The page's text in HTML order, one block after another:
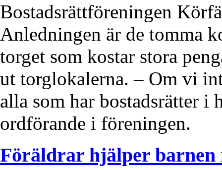
Bostadsrättföreningen
Anledningen är de tomma
torget som kostar stora
ut torglokalerna. – Om vi
alla som har bostadsrätter i
ordförande i föreningen.
Föräldrar hjälper barnen